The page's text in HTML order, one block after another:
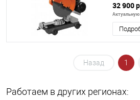
32 900
Актуальную
Назад 1
Работаем в других регионах: